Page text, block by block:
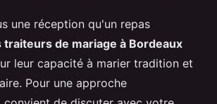
une réception qu'un repas
traiteurs de mariage à Bordeaux
leur capacité à marier tradition et
Pour une approche